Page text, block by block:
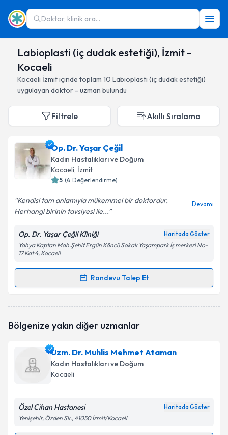
Doktor, klinik ara...
Labioplasti (iç dudak estetiği), İzmit -
Kocaeli
Kocaeli İzmitiçinde toplam 10 Labioplasti (iç dudak estetiği)
uygulayan doktor - uzman bulundu
Filtrele Akıllı Sıralama
Op. Dr. Yaşar Çeğil
Kadın Hastalıkları ve Doğum
Kocaeli, İzmit
5 (4 Değerlendirme)
Kendisi tam anlamıyla mükemmel bir doktordur.
Herhangi birinin tavsiyesi ile...
Devamı
Op. Dr. Yaşar Çeğil Kliniği Haritada Göster
Yahya Kaptan Mah.Şehit Ergün Köncü Sokak Yaşampark İş merkezi No-
17 Kat 4, Kocaeli
Randevu Talep Et
Randevu Takvimi Talebi
oluşturun. Size bu uzmandan randevu almanız için bir
E-posta Adresiniz
Kişisel verilerimin işlenmesine ilişkin
Aydınlatma
Metni'ni okudum ve kişisel verilerimin belirtilen
Bölgenize yakın diğer uzmanlar
Uzm. Dr. Muhlis Mehmet Ataman
Kadın Hastalıkları ve Doğum
Kocaeli
Özel Cihan Hastanesi Haritada Göster
Yenişehir, Özden Sk., 41050 İzmit/Kocaeli